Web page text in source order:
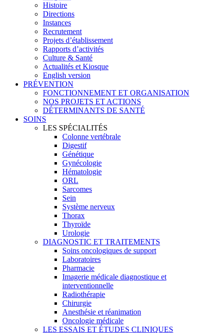
Histoire
Directions
Instances
Recrutement
Projets d’établissement
Rapports d’activités
Culture & Santé
Actualités et Kiosque
English version
PRÉVENTION
FONCTIONNEMENT ET ORGANISATION
NOS PROJETS ET ACTIONS
DÉTERMINANTS DE SANTÉ
SOINS
LES SPÉCIALITÉS
Colonne vertébrale
Digestif
Génétique
Gynécologie
Hématologie
ORL
Sarcomes
Sein
Système nerveux
Thorax
Thyroïde
Urologie
DIAGNOSTIC ET TRAITEMENTS
Soins oncologiques de support
Laboratoires
Pharmacie
Imagerie médicale diagnostique et
interventionnelle
Radiothérapie
Chirurgie
Anesthésie et réanimation
Oncologie médicale
LES ESSAIS ET ÉTUDES CLINIQUES